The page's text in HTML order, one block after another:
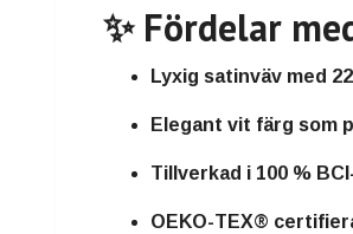
✨ Fördelar
Lyxig satinväv med
Elegant vit färg som
Tillverkad i 100 %
OEKO-TEX®